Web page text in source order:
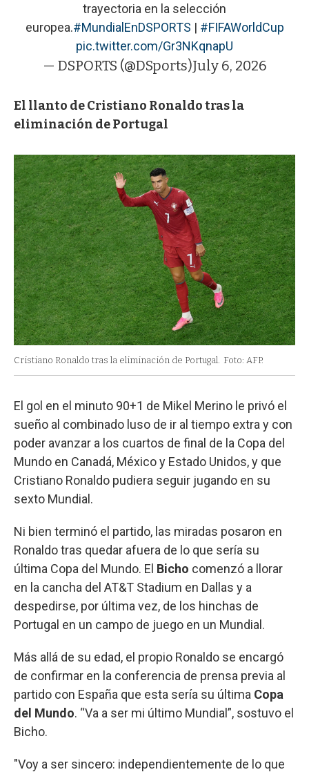
trayectoria en la selección
europea.#MundialEnDSPORTS | #FIFAWorldCup
pic.twitter.com/Gr3NKqnapU
— DSPORTS (@DSports)July 6, 2026
El llanto de Cristiano Ronaldo tras la
eliminación de Portugal
Cristiano Ronaldo tras la eliminación de Portugal. Foto: AFP.
El gol en el minuto 90+1 de Mikel Merino le privó el
sueño al combinado luso de ir al tiempo extra y con
poder avanzar a los cuartos de final de la Copa del
Mundo en Canadá, México y Estado Unidos, y que
Cristiano Ronaldo pudiera seguir jugando en su
sexto Mundial.
Ni bien terminó el partido, las miradas posaron en
Ronaldo tras quedar afuera de lo que sería su
última Copa del Mundo. El Bicho comenzó a llorar
en la cancha del AT&T Stadium en Dallas y a
despedirse, por última vez, de los hinchas de
Portugal en un campo de juego en un Mundial.
Más allá de su edad, el propio Ronaldo se encargó
de confirmar en la conferencia de prensa previa al
partido con España que esta sería su última Copa
del Mundo. “Va a ser mi último Mundial”, sostuvo el
Bicho.
"Voy a ser sincero: independientemente de lo que